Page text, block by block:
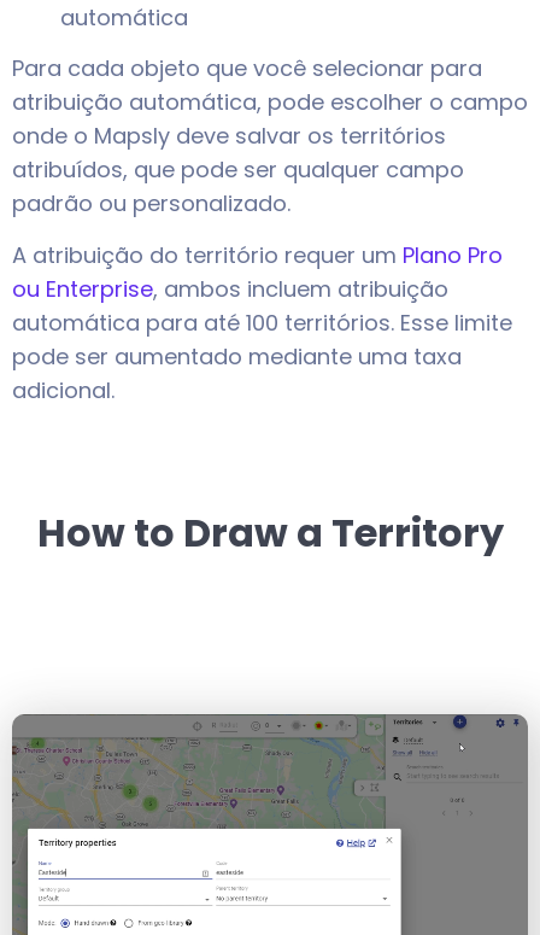
automática
Para cada objeto que você selecionar para
atribuição automática, pode escolher o campo
onde o Mapsly deve salvar os territórios
atribuídos, que pode ser qualquer campo
padrão ou personalizado.
A atribuição do território requer um Plano Pro
ou Enterprise, ambos incluem atribuição
automática para até 100 territórios. Esse limite
pode ser aumentado mediante uma taxa
adicional.
How to Draw a Territory